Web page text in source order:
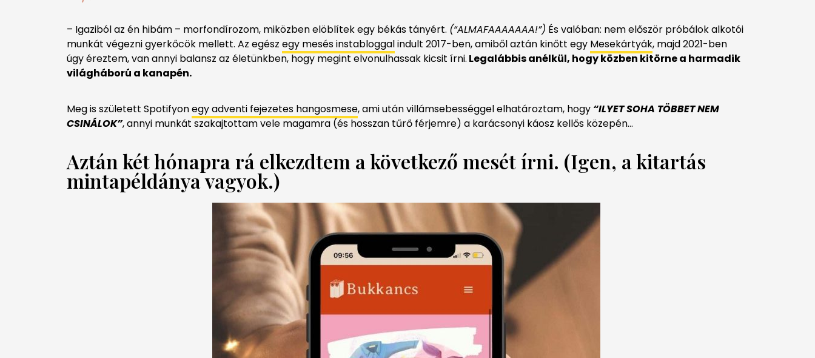
– Igaziból az én hibám – morfondírozom, miközben elöblítek egy békás tányért. (“ALMAFAAAAAAA!”) És valóban: nem először próbálok alkotói
munkát végezni gyerkőcök mellett. Az egész egy mesés instabloggalindult 2017-ben, amiből aztán kinőtt egy Mesekártyák, majd 2021-ben
úgy éreztem, van annyi balansz az életünkben, hogy megint elvonulhassak kicsit írni. Legalábbis anélkül, hogy közben kitörne a harmadik
világháború a kanapén.
Meg is született Spotifyonegy adventi fejezetes hangosmese, ami után villámsebességgel elhatároztam, hogy “ILYET SOHA TÖBBET NEM
CSINÁLOK”, annyi munkát szakajtottam vele magamra (és hosszan tűrő férjemre) a karácsonyi káosz kellős közepén…
Aztán két hónapra rá elkezdtem a következő mesét írni. (Igen, a kitartás
mintapéldánya vagyok.)